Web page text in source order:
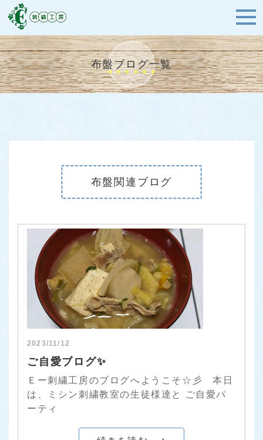
布盤ブログ一覧
布盤関連ブログ
2023/11/12
ご自愛ブログ✨
Ｅー刺繍工房のブログへようこそ☆彡 本日
は、ミシン刺繍教室の生徒様達と ご自愛パ
ーティ